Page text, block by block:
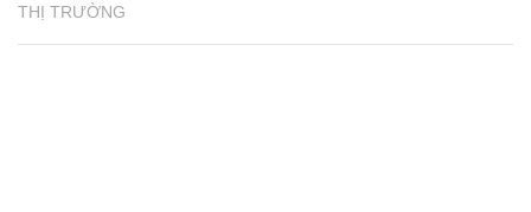
THỊ TRƯỜNG